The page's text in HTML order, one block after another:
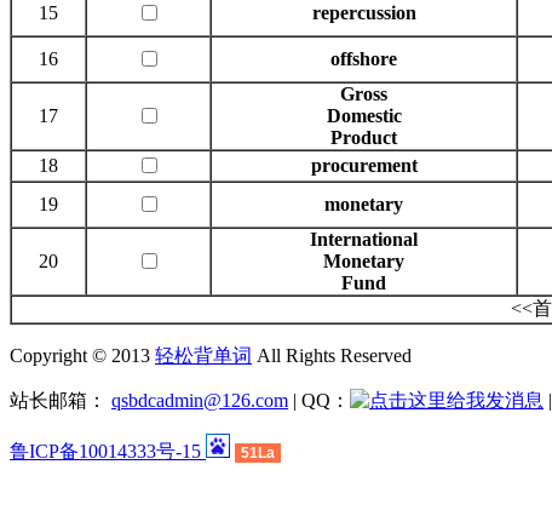
15 repercussion
16 offshore
17
Gross
Domestic
Product
18 procurement
19
monetary
20
International
Monetary
Fund
<<
Copyright © 2013 轻松背单词 All Rights Reserved
站长邮箱： qsbdcadmin@126.com | QQ： |
鲁ICP备10014333号-15 51La